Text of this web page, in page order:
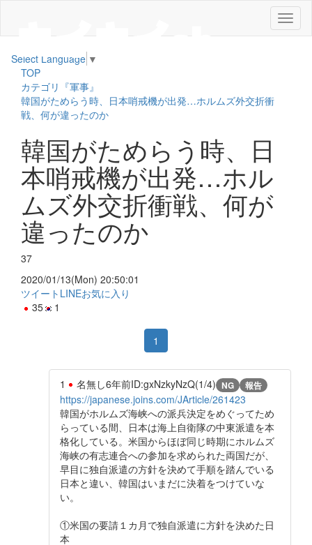
メ
ニ
Select Language ▼
TOP
カテゴリ『軍事』
韓国がためらう時、日本哨戒機が出発…ホルムズ外交折衝
戦、何が違ったのか
韓国がためらう時、日
本哨戒機が出発…ホル
ムズ外交折衝戦、何が
違ったのか
37
2020/01/13(Mon) 20:50:01
ツイート LINEお気に入り
35
1
1
1 名無し6年前ID:gxNzkyNzQ(1/4) NG 報告
https://japanese.joins.com/JArticle/261423
韓国がホルムズ海峡への派兵決定をめぐってため
らっている間、日本は海上自衛隊の中東派遣を本
格化している。米国からほぼ同じ時期にホルムズ
海峡の有志連合への参加を求められた両国だが、
早目に独自派遣の方針を決めて手順を踏んでいる
日本と違い、韓国はいまだに決着をつけていな
い。
①米国の要請１カ月で独自派遣に方針を決めた日
本